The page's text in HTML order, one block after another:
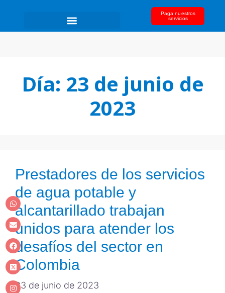
Paga nuestros
servicios
Día: 23 de junio de
2023
Prestadores de los servicios
de agua potable y
alcantarillado trabajan
unidos para atender los
desafíos del sector en
Colombia
23 de junio de 2023